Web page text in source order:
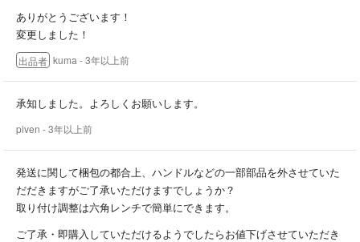
ありがとうございます！
変更しました！
出品者 kuma - 3年以上前
承知しました。よろしくお願いします。
piven - 3年以上前
発送に関して梱包の都合上、ハンドルなどの一部部品を外させていた
だだきますがご了承いただけますでしょうか？
取り付け調整は六角レンチで簡単にできます。
ご了承・即購入していただけるようでしたらお値下げさせていただき